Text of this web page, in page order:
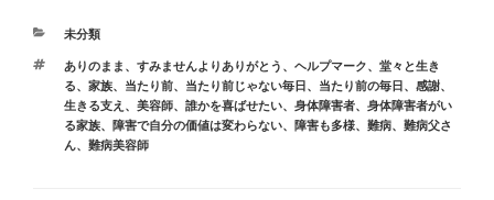
e
b
o
o
k
d
o
n
カ
ゴ
リ
ー
未分類
タ
グ
ありのまま 、 すみませんよりありがとう 、 ヘルプマーク、 堂々と生き
る、 家族、 当たり前、 当たり前じゃない毎日 、 当たり前の毎日 、 感謝、
生きる支え 、 美容師、 誰かを喜ばせたい、 身体障害者、 身体障害者がい
る家族、 障害で自分の価値は変わらない、 障害も多様、 難病、 難病父さ
ん、 難病美容師